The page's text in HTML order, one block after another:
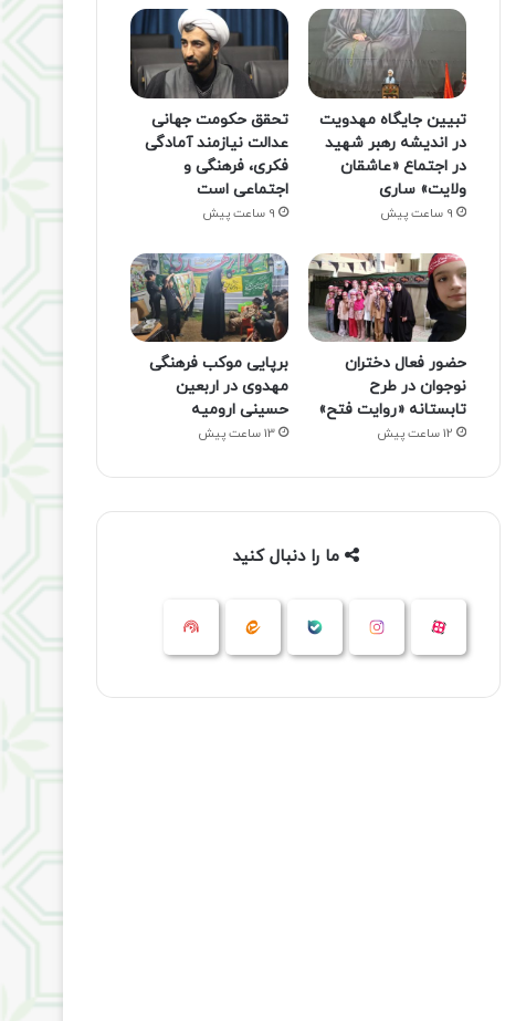
تبیین جایگاه مهدویت
در اندیشه رهبر شهید
در اجتماع «عاشقان
ولایت» ساری
9 ساعت پیش
تحقق حکومت جهانی
عدالت نیازمند آمادگی
فکری، فرهنگی و
اجتماعی است
9 ساعت پیش
حضور فعال دختران
نوجوان در طرح
تابستانه «روایت فتح»
12 ساعت پیش
برپایی موکب فرهنگی
مهدوی در اربعین
حسینی ارومیه
13 ساعت پیش
ما را دنبال کنید
آپارات اینستاگرام ایتا